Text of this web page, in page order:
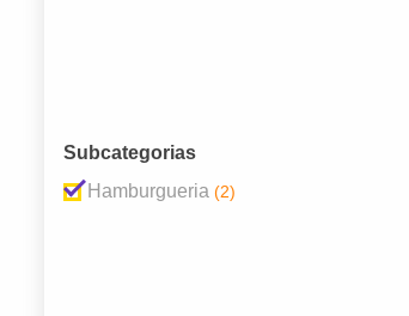
Subcategorias
Hamburgueria (2)